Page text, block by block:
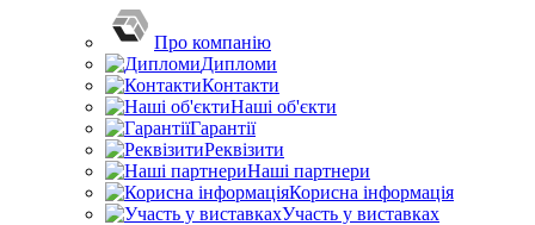
Про компанію
Дипломи
Контакти
Наші об'єкти
Гарантії
Реквізити
Наші партнери
Корисна інформація
Участь у виставках